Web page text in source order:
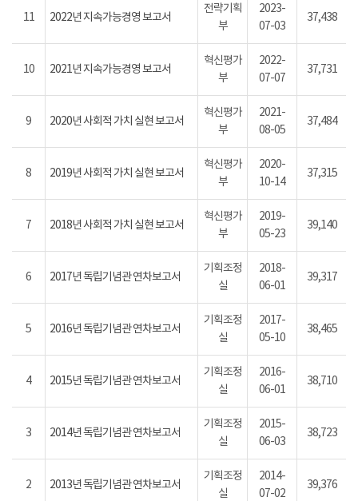
11 2022년 지속가능경영 보고서
전략기획
부
2023-
07-03
37,438
10 2021년 지속가능경영 보고서
혁신평가
부
2022-
07-07
37,731
9 2020년 사회적 가치 실현 보고서
혁신평가
부
2021-
08-05
37,484
8 2019년 사회적 가치 실현 보고서
혁신평가
부
2020-
10-14
37,315
7 2018년 사회적 가치 실현 보고서
혁신평가
부
2019-
05-23
39,140
6 2017년 독립기념관 연차보고서
기획조정
실
2018-
06-01
39,317
5 2016년 독립기념관 연차보고서
기획조정
실
2017-
05-10
38,465
4 2015년 독립기념관 연차보고서
기획조정
실
2016-
06-01
38,710
3 2014년 독립기념관 연차보고서
기획조정
실
2015-
06-03
38,723
2 2013년 독립기념관 연차보고서
기획조정
실
2014-
07-02
39,376